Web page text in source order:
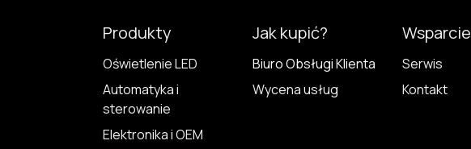
Produkty
Oświetlenie LED
Automatyka i
sterowanie
Elektronika i OEM
Jak kupić?
Biuro Obsługi Klienta
Wycena usług
Wsparcie
Serwis
Kontakt